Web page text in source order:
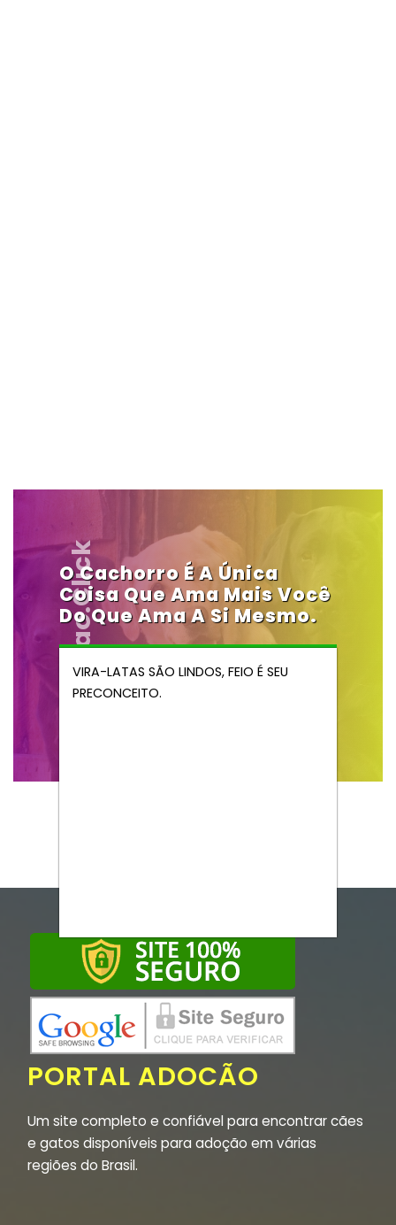
Vendocao.click
O Cachorro É A Única
Coisa Que Ama Mais Você
Do Que Ama A Si Mesmo.
VIRA-LATAS SÃO LINDOS, FEIO É SEU
PRECONCEITO.
PORTAL ADOCÃO
Um site completo e confiável para encontrar cães
e gatos disponíveis para adoção em várias
regiões do Brasil.